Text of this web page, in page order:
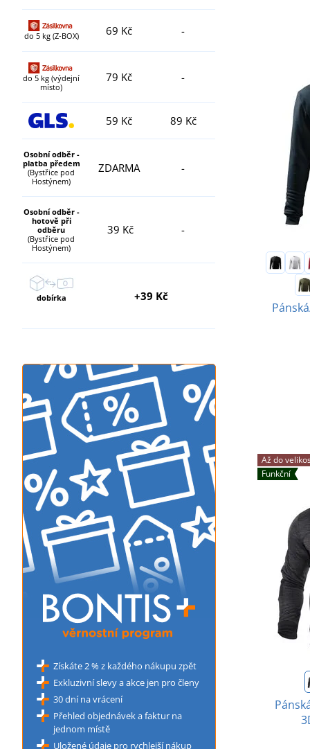
do 5 kg (Z-BOX) 69 Kč -
do 5 kg (výdejní
místo)
79 Kč -
59 Kč 89 Kč
Osobní odběr -
platba předem
(Bystřice pod
Hostýnem)
ZDARMA -
Osobní odběr -
hotově při
odběru
(Bystřice pod
Hostýnem)
39 Kč -
dobírka +39 Kč
Získáte 2 % z každého nákupu zpět
Exkluzivní slevy a akce jen pro členy
30 dní na vrácení
Přehled objednávek a faktur na
jednom místě
Uložené údaje pro rychlejší nákup
Až do
Funkční